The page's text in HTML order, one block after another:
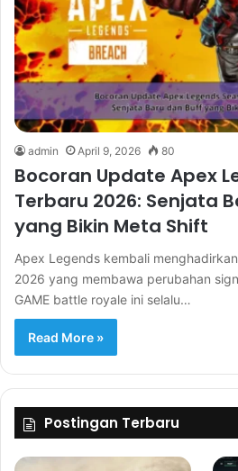
admin April 9, 2026 80
Bocoran Update Apex
Terbaru 2026: Senjata
yang Bikin Meta Shift
Apex Legends kembali
2026 yang membawa perubahan
GAME battle royale ini selalu…
Read More »
Postingan Terbaru